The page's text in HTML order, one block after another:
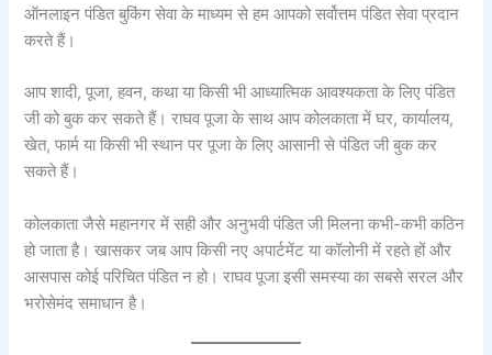
ऑनलाइन पंडित बुकिंग सेवा के माध्यम से हम आपको सर्वोत्तम पंडित सेवा प्रदान
करते हैं।
आप शादी, पूजा, हवन, कथा या किसी भी आध्यात्मिक आवश्यकता के लिए पंडित
जी को बुक कर सकते हैं। राघव पूजा के साथ आप कोलकाता में घर, कार्यालय,
खेत, फार्म या किसी भी स्थान पर पूजा के लिए आसानी से पंडित जी बुक कर
सकते हैं।
कोलकाता जैसे महानगर में सही और अनुभवी पंडित जी मिलना कभी-कभी कठिन
हो जाता है। खासकर जब आप किसी नए अपार्टमेंट या कॉलोनी में रहते हों और
आसपास कोई परिचित पंडित न हो। राघव पूजा इसी समस्या का सबसे सरल और
भरोसेमंद समाधान है।